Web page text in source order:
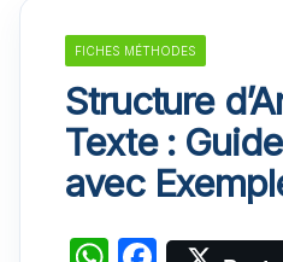
FICHES MÉTHODES
Structure
Texte :
avec